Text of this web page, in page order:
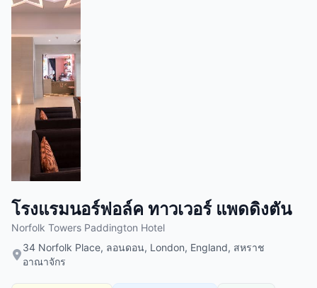
โรงแรมนอร์ฟอล์ค ทาวเวอร์ แพดดิงตัน
Norfolk Towers Paddington Hotel
34 Norfolk Place, ลอนดอน, London, England, สหราช
อาณาจักร